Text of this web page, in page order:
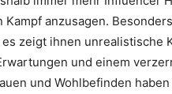
Kampf anzusagen.
zeigt ihnen unrealistische
und einem
und Wohlbefinden